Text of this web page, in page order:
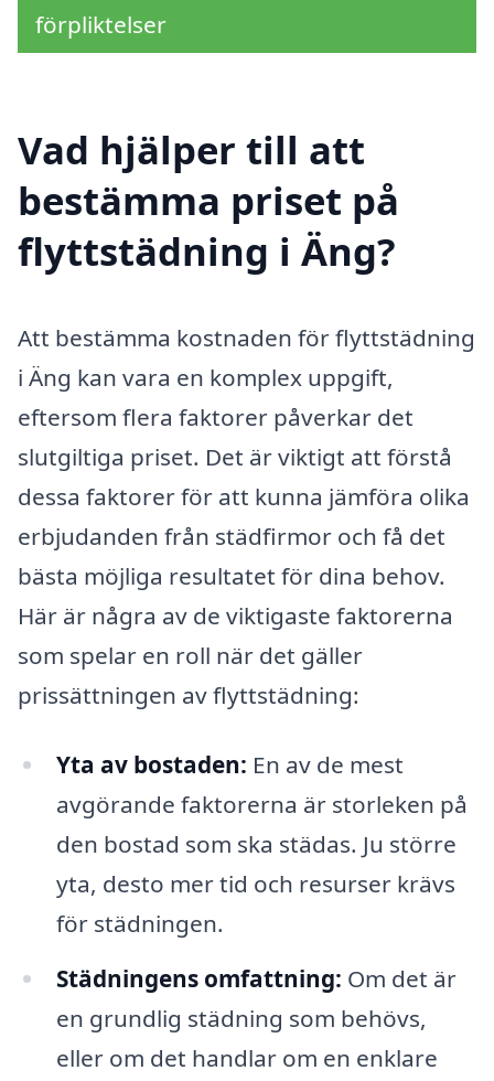
förpliktelser
Vad hjälper till att
bestämma priset på
flyttstädning i Äng?
Att bestämma kostnaden för flyttstädning
i Äng kan vara en komplex uppgift,
eftersom flera faktorer påverkar det
slutgiltiga priset. Det är viktigt att förstå
dessa faktorer för att kunna jämföra olika
erbjudanden från städfirmor och få det
bästa möjliga resultatet för dina behov.
Här är några av de viktigaste faktorerna
som spelar en roll när det gäller
prissättningen av flyttstädning:
Yta av bostaden: En av de mest
avgörande faktorerna är storleken på
den bostad som ska städas. Ju större
yta, desto mer tid och resurser krävs
för städningen.
Städningens omfattning: Om det är
en grundlig städning som behövs,
eller om det handlar om en enklare